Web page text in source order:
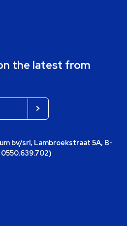
the latest from
bv/srl, Lambroekstraat 5A, B-
0550.639.702)